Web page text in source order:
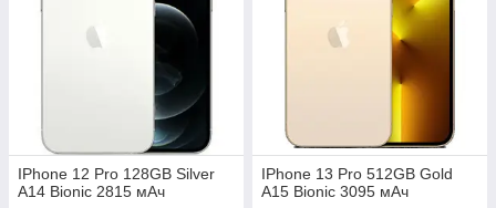
IPhone 12 Pro 128GB Silver
A14 Bionic 2815 мАч
IPhone 13 Pro 512GB Gold
A15 Bionic 3095 мАч